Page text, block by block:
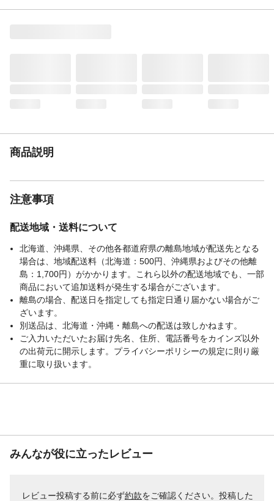
商品説明
注意事項
配送地域・送料について
北海道、沖縄県、その他各都道府県の離島地域が配送先となる
場合は、地域配送料（北海道：500円、沖縄県およびその他離
島：1,700円）がかかります。これら以外の配送地域でも、一部
商品において追加送料が発生する場合がございます。
離島の場合、配送日を指定しても指定日通り届かない場合がご
ざいます。
別送品は、北海道・沖縄・離島への配送は致しかねます。
ご入力いただいたお届け先名、住所、電話番号をカインズ以外
の出荷元に開示します。プライバシーポリシーの規定に則り厳
重に取り扱います。
みんなが役に立ったレビュー
レビュー投稿する前に必ず約款をご確認ください。投稿した